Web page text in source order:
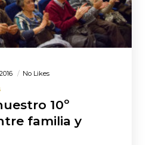
No Likes
10º
familia y